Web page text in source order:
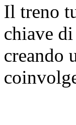
Il treno
chiave
creando